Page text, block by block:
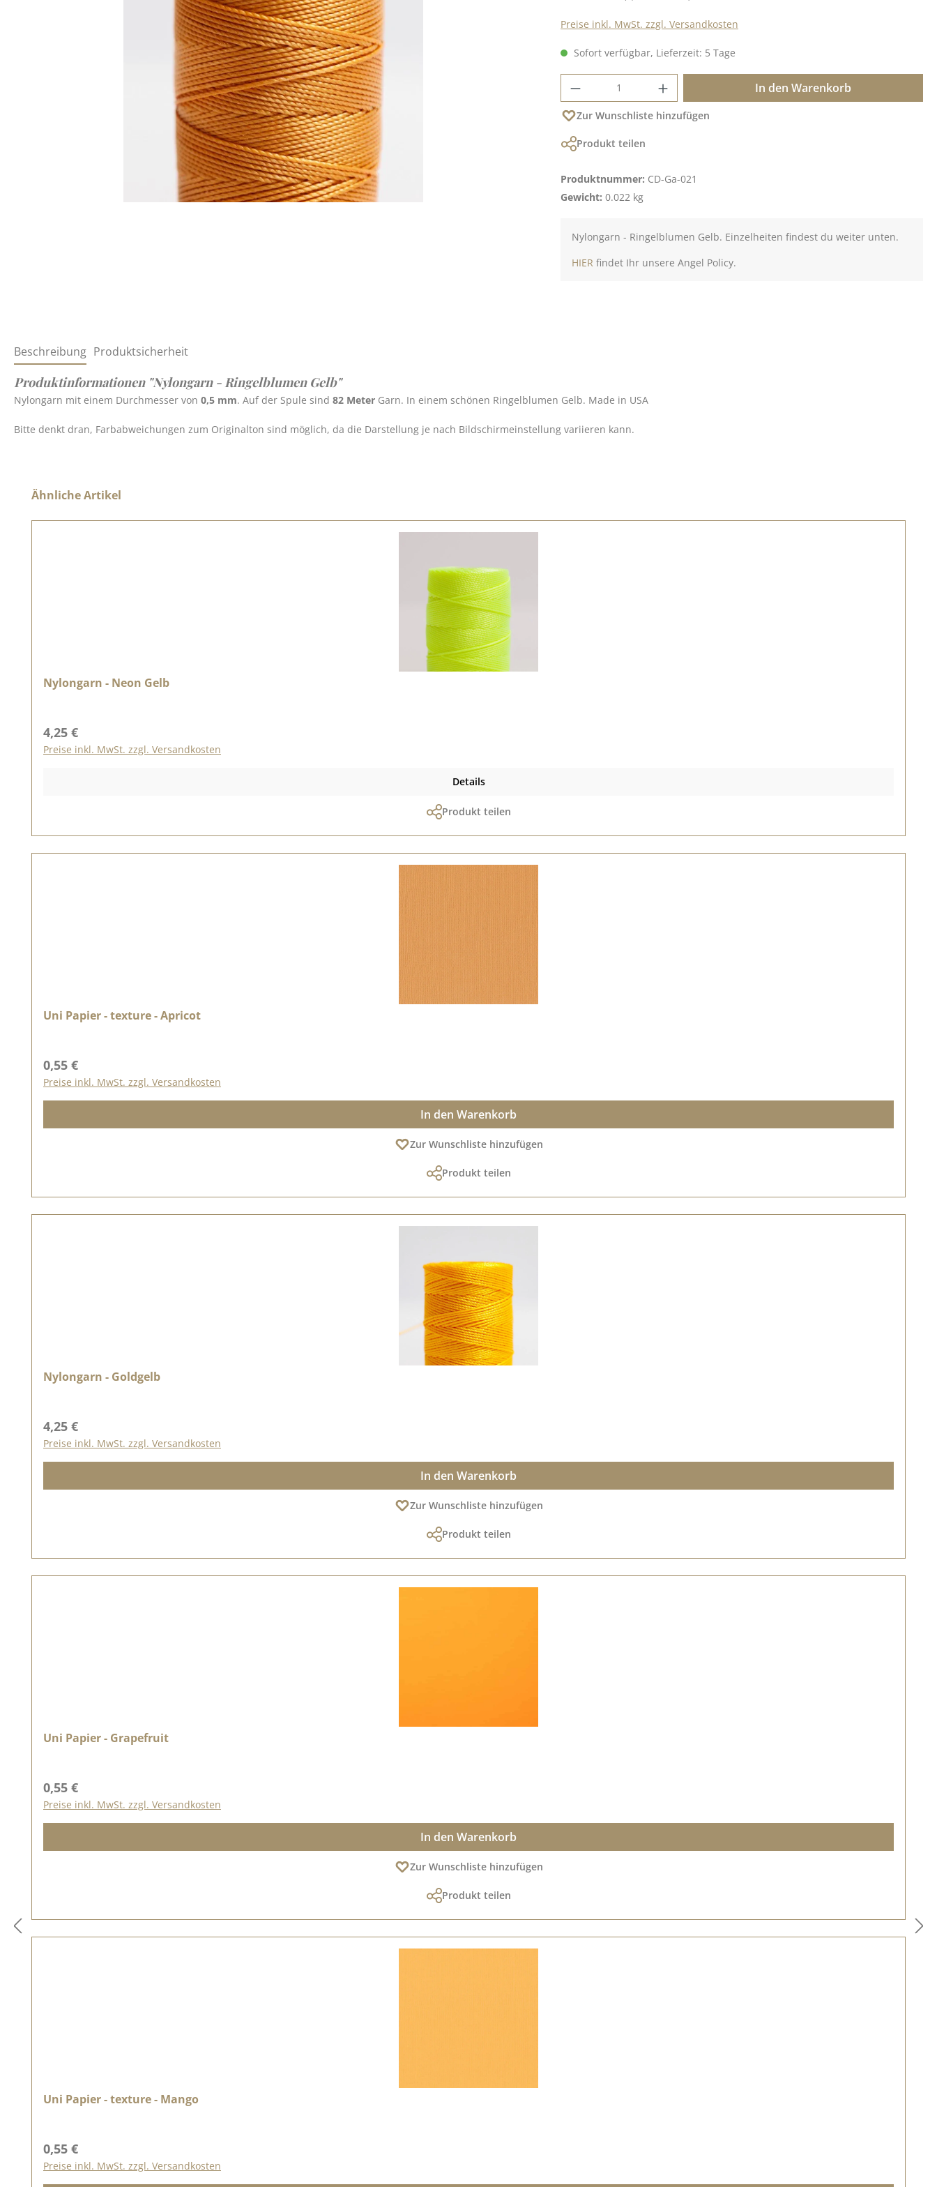
Preise inkl. MwSt. zzgl. Versandkosten
Sofort verfügbar, Lieferzeit: 5 Tage
Produkt Anzahl: Gib den gewünschten Wert
In den Warenkorb
Zur Wunschliste hinzufügen
Produkt teilen
Produktnummer: CD-Ga-021
Gewicht: 0.022 kg
Nylongarn - Ringelblumen Gelb. Einzelheiten findest du weiter unten.
HIER findet Ihr unsere Angel Policy.
Beschreibung Produktsicherheit
Produktinformationen "Nylongarn - Ringelblumen Gelb"
Nylongarn mit einem Durchmesser von 0,5 mm. Auf der Spule sind 82 Meter Garn. In einem schönen Ringelblumen Gelb. Made in USA
Bitte denkt dran, Farbabweichungen zum Originalton sind möglich, da die Darstellung je nach Bildschirmeinstellung variieren kann.
Produktgalerie überspringen
Ähnliche Artikel
Nylongarn - Neon Gelb
Regulärer Preis:
4,25 €
Preise inkl. MwSt. zzgl. Versandkosten
Details
Produkt teilen
Uni Papier - texture - Apricot
Regulärer Preis:
0,55 €
Preise inkl. MwSt. zzgl. Versandkosten
In den Warenkorb
Zur Wunschliste hinzufügen
Produkt teilen
Nylongarn - Goldgelb
Regulärer Preis:
4,25 €
Preise inkl. MwSt. zzgl. Versandkosten
In den Warenkorb
Zur Wunschliste hinzufügen
Produkt teilen
Uni Papier - Grapefruit
Regulärer Preis:
0,55 €
Preise inkl. MwSt. zzgl. Versandkosten
In den Warenkorb
Zur Wunschliste hinzufügen
Produkt teilen
Uni Papier - texture - Mango
Regulärer Preis:
0,55 €
Preise inkl. MwSt. zzgl. Versandkosten